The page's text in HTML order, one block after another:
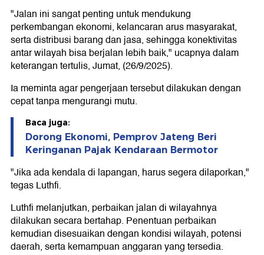
"Jalan ini sangat penting untuk mendukung
perkembangan ekonomi, kelancaran arus masyarakat,
serta distribusi barang dan jasa, sehingga konektivitas
antar wilayah bisa berjalan lebih baik," ucapnya dalam
keterangan tertulis, Jumat, (26/9/2025).
Ia meminta agar pengerjaan tersebut dilakukan dengan
cepat tanpa mengurangi mutu.
Baca juga:
Dorong Ekonomi, Pemprov Jateng Beri
Keringanan Pajak Kendaraan Bermotor
"Jika ada kendala di lapangan, harus segera dilaporkan,"
tegas Luthfi.
Luthfi melanjutkan, perbaikan jalan di wilayahnya
dilakukan secara bertahap. Penentuan perbaikan
kemudian disesuaikan dengan kondisi wilayah, potensi
daerah, serta kemampuan anggaran yang tersedia.